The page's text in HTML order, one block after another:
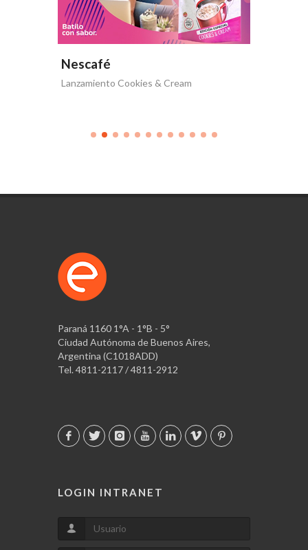
Nescafé
Lanzamiento Cookies & Cream
Paraná 1160 1°A - 1°B - 5°
Ciudad Autónoma de Buenos Aires,
Argentina (C1018ADD)
Tel. 4811-2117 / 4811-2912
LOGIN INTRANET